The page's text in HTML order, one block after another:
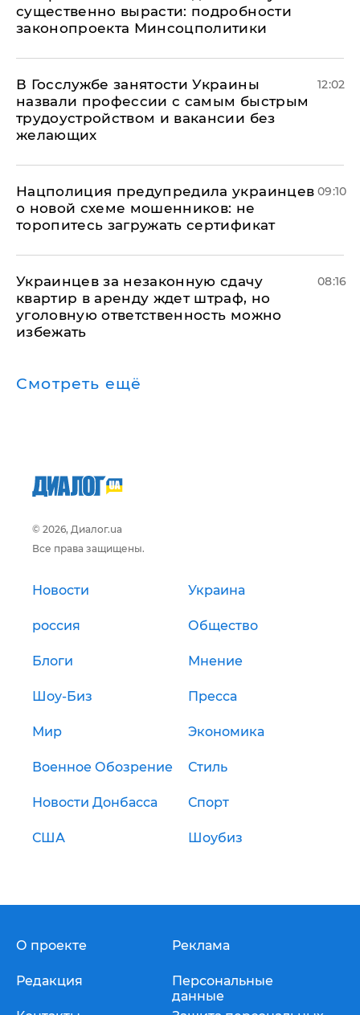
существенно вырасти: подробности
законопроекта Минсоцполитики
В Госслужбе занятости Украины
назвали профессии с самым быстрым
трудоустройством и вакансии без
желающих
12:02
Нацполиция предупредила украинцев
о новой схеме мошенников: не
торопитесь загружать сертификат
09:10
Украинцев за незаконную сдачу
квартир в аренду ждет штраф, но
уголовную ответственность можно
избежать
08:16
Смотреть ещё
© 2026, Диалог.ua
Все права защищены.
Новости Украина
россия Общество
Блоги Мнение
Шоу-Биз Пресса
Мир Экономика
Военное Обозрение Стиль
Новости Донбасса Спорт
США Шоубиз
О проекте
Редакция
Реклама
Персональные
данные